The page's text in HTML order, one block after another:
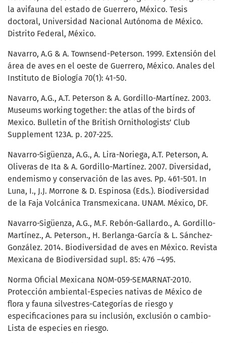
la avifauna del estado de Guerrero, México. Tesis
doctoral, Universidad Nacional Autónoma de México.
Distrito Federal, México.
Navarro, A.G & A. Townsend-Peterson. 1999. Extensión del
área de aves en el oeste de Guerrero, México. Anales del
Instituto de Biología 70(1): 41-50.
Navarro, A.G., A.T. Peterson & A. Gordillo-Martínez. 2003.
Museums working together: the atlas of the birds of
Mexico. Bulletin of the British Ornithologists’ Club
Supplement 123A. p. 207-225.
Navarro-Sigüenza, A.G., A. Lira-Noriega, A.T. Peterson, A.
Oliveras de Ita & A. Gordillo-Martínez. 2007. Diversidad,
endemismo y conservación de las aves. Pp. 461-501. In
Luna, I., J.J. Morrone & D. Espinosa (Eds.). Biodiversidad
de la Faja Volcánica Transmexicana. UNAM. México, DF.
Navarro-Sigüenza, A.G., M.F. Rebón-Gallardo., A. Gordillo-
Martínez., A. Peterson., H. Berlanga-García & L. Sánchez-
González. 2014. Biodiversidad de aves en México. Revista
Mexicana de Biodiversidad supl. 85: 476 –495.
Norma Oficial Mexicana NOM-059-SEMARNAT-2010.
Protección ambiental-Especies nativas de México de
flora y fauna silvestres-Categorías de riesgo y
especificaciones para su inclusión, exclusión o cambio-
Lista de especies en riesgo.